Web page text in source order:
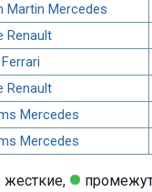
Martin Mercedes
Renault
Renault
Mercedes
Mercedes
жесткие,